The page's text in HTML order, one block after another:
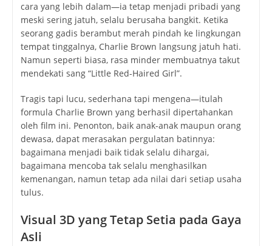
cara yang lebih dalam—ia tetap menjadi pribadi yang
meski sering jatuh, selalu berusaha bangkit. Ketika
seorang gadis berambut merah pindah ke lingkungan
tempat tinggalnya, Charlie Brown langsung jatuh hati.
Namun seperti biasa, rasa minder membuatnya takut
mendekati sang “Little Red-Haired Girl”.
Tragis tapi lucu, sederhana tapi mengena—itulah
formula Charlie Brown yang berhasil dipertahankan
oleh film ini. Penonton, baik anak-anak maupun orang
dewasa, dapat merasakan pergulatan batinnya:
bagaimana menjadi baik tidak selalu dihargai,
bagaimana mencoba tak selalu menghasilkan
kemenangan, namun tetap ada nilai dari setiap usaha
tulus.
Visual 3D yang Tetap Setia pada Gaya
Asli